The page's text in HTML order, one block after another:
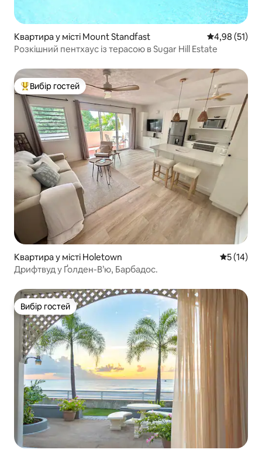
Квартира у місті Mount Standfast Середня
4,98 (51)
Розкішний пентхаус із терасою в Sugar Hill Estate
Топ вибір гостей
Вибір гостей
Квартира у місті Holetown Середня
5 (14)
Дрифтвуд у Ґолден-В’ю, Барбадос.
Вибір гостей
Вибір гостей